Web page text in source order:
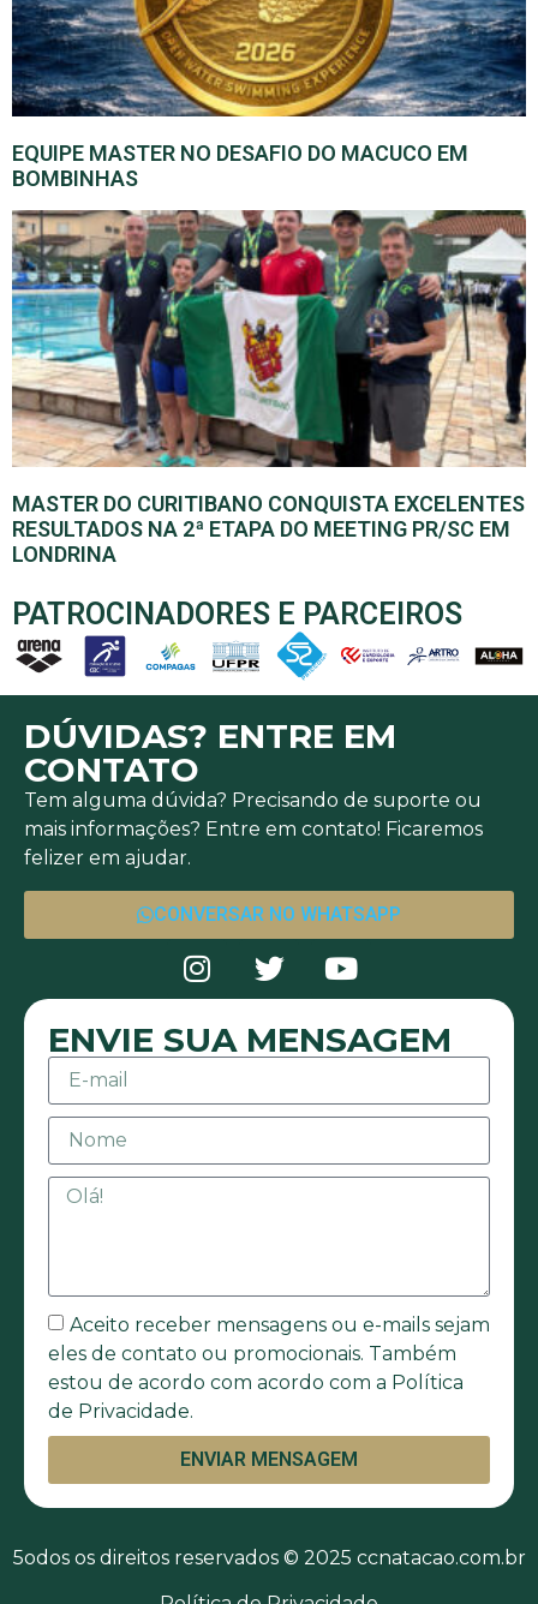
EQUIPE MASTER NO DESAFIO DO MACUCO EM
BOMBINHAS
MASTER DO CURITIBANO CONQUISTA EXCELENTES
RESULTADOS NA 2ª ETAPA DO MEETING PR/SC EM
LONDRINA
PATROCINADORES E PARCEIROS
DÚVIDAS? ENTRE EM
CONTATO
Tem alguma dúvida? Precisando de suporte ou
mais informações? Entre em contato! Ficaremos
felizer em ajudar.
CONVERSAR NO WHATSAPP
ENVIE SUA MENSAGEM
Aceito receber mensagens ou e-mails sejam
eles de contato ou promocionais. Também
estou de acordo com acordo com a Política
de Privacidade.
ENVIAR MENSAGEM
5odos os direitos reservados © 2025 ccnatacao.com.br